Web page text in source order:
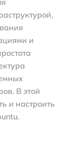
и
В этой
и настроить